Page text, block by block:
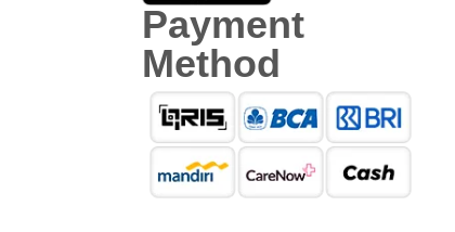
Payment
Method